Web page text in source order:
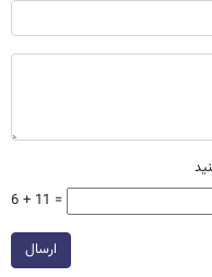
6 + 11 =
ارسال